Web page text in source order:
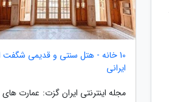
10 خانه - هتل سنتی و قدیمی شگفت
ایرانی
مجله اینترنتی ایران گزت: عمارت